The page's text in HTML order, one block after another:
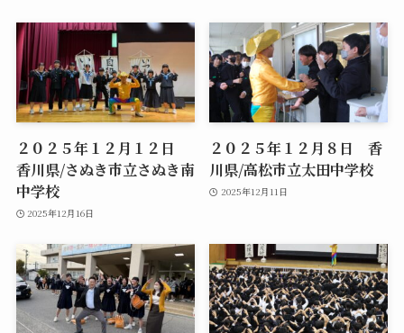
２０２５年１２月１２日
香川県/さぬき市立さぬき南
中学校
2025年12月16日
２０２５年１２月８日 香
川県/高松市立太田中学校
2025年12月11日